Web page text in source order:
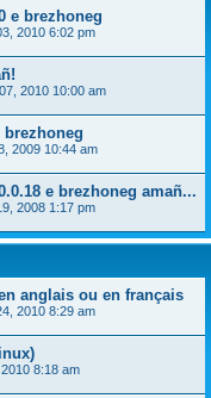
e brezhoneg
2010 6:02 pm
2010 10:00 am
brezhoneg
2009 10:44 am
e brezhoneg amañ...
2008 1:17 pm
anglais ou en français
2010 8:29 am
8:18 am